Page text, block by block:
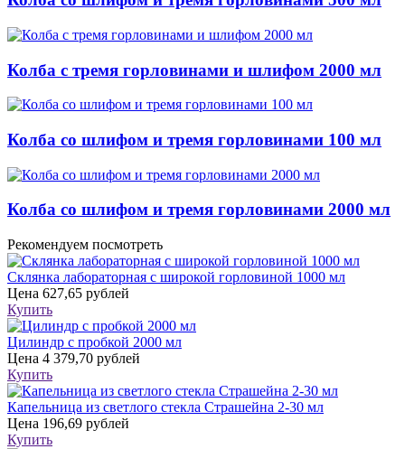
Колба с тремя горловинами и шлифом 2000 мл
Колба со шлифом и тремя горловинами 100 мл
Колба со шлифом и тремя горловинами 2000 мл
Рекомендуем посмотреть
Склянка лабораторная с широкой горловиной 1000 мл
Цена 627,65 рублей
Купить
Цилиндр с пробкой 2000 мл
Цена 4 379,70 рублей
Купить
Капельница из светлого стекла Страшейна 2-30 мл
Цена 196,69 рублей
Купить